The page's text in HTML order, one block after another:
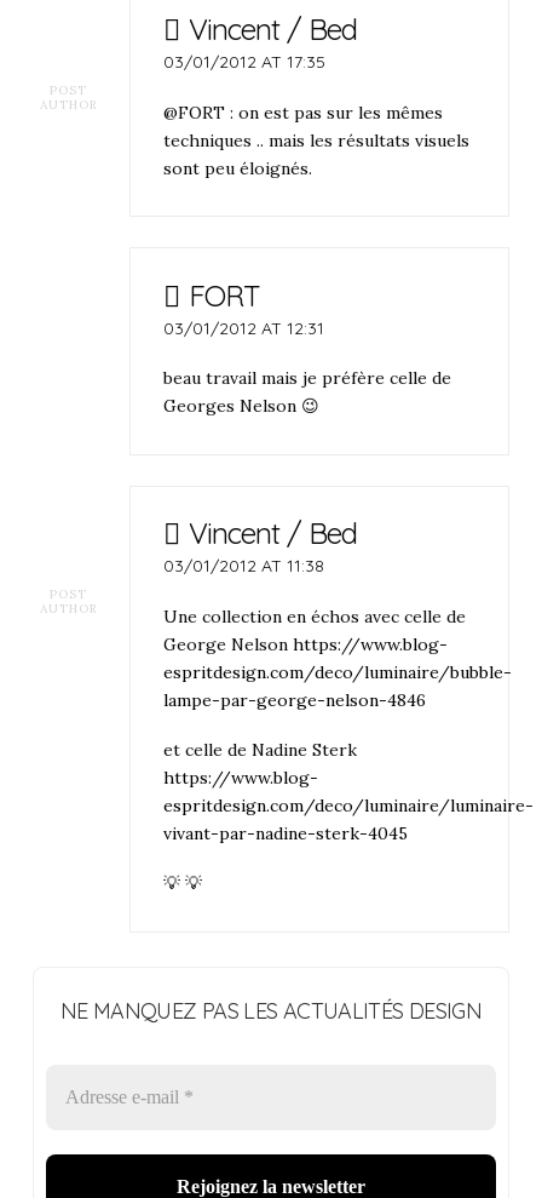
POST
AUTHOR
Vincent / Bed
03/01/2012 AT 17:35
@FORT : on est pas sur les mêmes
techniques .. mais les résultats visuels
sont peu éloignés.
FORT
03/01/2012 AT 12:31
beau travail mais je préfère celle de
Georges Nelson 😉
POST
AUTHOR
Vincent / Bed
03/01/2012 AT 11:38
Une collection en échos avec celle de
George Nelsonhttps://www.blog-
espritdesign.com/deco/luminaire/bubble-
lampe-par-george-nelson-4846
et celle de Nadine Sterk
https://www.blog-
espritdesign.com/deco/luminaire/luminaire-
vivant-par-nadine-sterk-4045
💡 💡
NE MANQUEZ PAS LES ACTUALITÉS DESIGN